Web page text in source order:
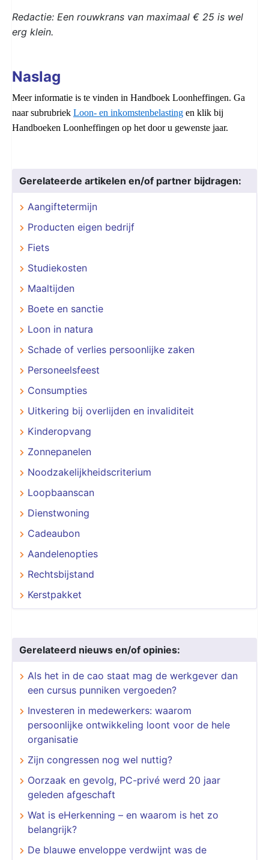
Redactie: Een rouwkrans van maximaal € 25 is wel
erg klein.
Naslag
Meer informatie is te vinden in Handboek Loonheffingen. Ga
naar subrubriek Loon- en inkomstenbelasting en klik bij
Handboeken Loonheffingen op het door u gewenste jaar.
Gerelateerde artikelen en/of partner bijdragen:
Aangiftetermijn
Producten eigen bedrijf
Fiets
Studiekosten
Maaltijden
Boete en sanctie
Loon in natura
Schade of verlies persoonlijke zaken
Personeelsfeest
Consumpties
Uitkering bij overlijden en invaliditeit
Kinderopvang
Zonnepanelen
Noodzakelijkheidscriterium
Loopbaanscan
Dienstwoning
Cadeaubon
Aandelenopties
Rechtsbijstand
Kerstpakket
Gerelateerd nieuws en/of opinies:
Als het in de cao staat mag de werkgever dan
een cursus punniken vergoeden?
Investeren in medewerkers: waarom
persoonlijke ontwikkeling loont voor de hele
organisatie
Zijn congressen nog wel nuttig?
Oorzaak en gevolg, PC-privé werd 20 jaar
geleden afgeschaft
Wat is eHerkenning – en waarom is het zo
belangrijk?
De blauwe enveloppe verdwijnt was de